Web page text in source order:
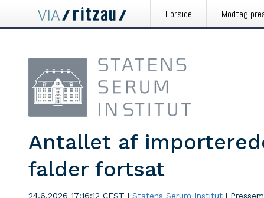
Forside Modtag
Antallet af
falder fortsat
24.6.2026 17:16:12 CEST | Statens Serum Institut |